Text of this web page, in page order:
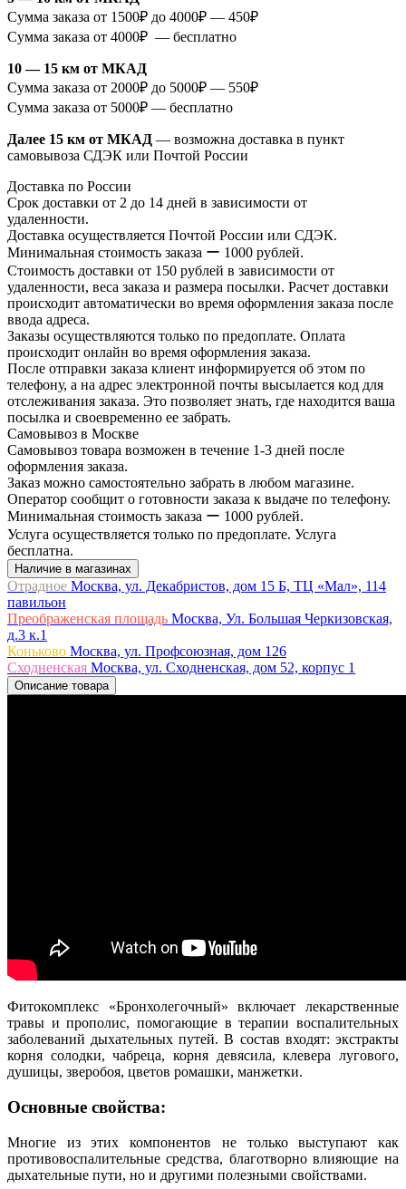
Сумма заказа от 1500₽ до 4000₽ — 450₽
Сумма заказа от 4000₽ — бесплатно
10 — 15 км от МКАД
Сумма заказа от 2000₽ до 5000₽ — 550₽
Сумма заказа от 5000₽ — бесплатно
Далее 15 км от МКАД — возможна доставка в пункт
самовывоза СДЭК или Почтой России
Доставка по России
Срок доставки от 2 до 14 дней в зависимости от
удаленности.
Доставка осуществляется Почтой России или СДЭК.
Минимальная стоимость заказа ー 1000 рублей.
Стоимость доставки от 150 рублей в зависимости от
удаленности, веса заказа и размера посылки. Расчет доставки
происходит автоматически во время оформления заказа после
ввода адреса.
Заказы осуществляются только по предоплате. Оплата
происходит онлайн во время оформления заказа.
После отправки заказа клиент информируется об этом по
телефону, а на адрес электронной почты высылается код для
отслеживания заказа. Это позволяет знать, где находится ваша
посылка и своевременно ее забрать.
Самовывоз в Москве
Самовывоз товара возможен в течение 1-3 дней после
оформления заказа.
Заказ можно самостоятельно забрать в любом магазине.
Оператор сообщит о готовности заказа к выдаче по телефону.
Минимальная стоимость заказа ー 1000 рублей.
Услуга осуществляется только по предоплате. Услуга
бесплатна.
Наличие в магазинах
Отрадное Москва, ул. Декабристов, дом 15 Б, ТЦ «Мал», 114
павильон
Преображенская площадь Москва, Ул. Большая Черкизовская,
д.3 к.1
Коньково Москва, ул. Профсоюзная, дом 126
Сходненская Москва, ул. Сходненская, дом 52, корпус 1
Описание товара
Фитокомплекс «Бронхолегочный» включает лекарственные
травы и прополис, помогающие в терапии воспалительных
заболеваний дыхательных путей. В состав входят: экстракты
корня солодки, чабреца, корня девясила, клевера лугового,
душицы, зверобоя, цветов ромашки, манжетки.
Основные свойства:
Многие из этих компонентов не только выступают как
противовоспалительные средства, благотворно влияющие на
дыхательные пути, но и другими полезными свойствами.